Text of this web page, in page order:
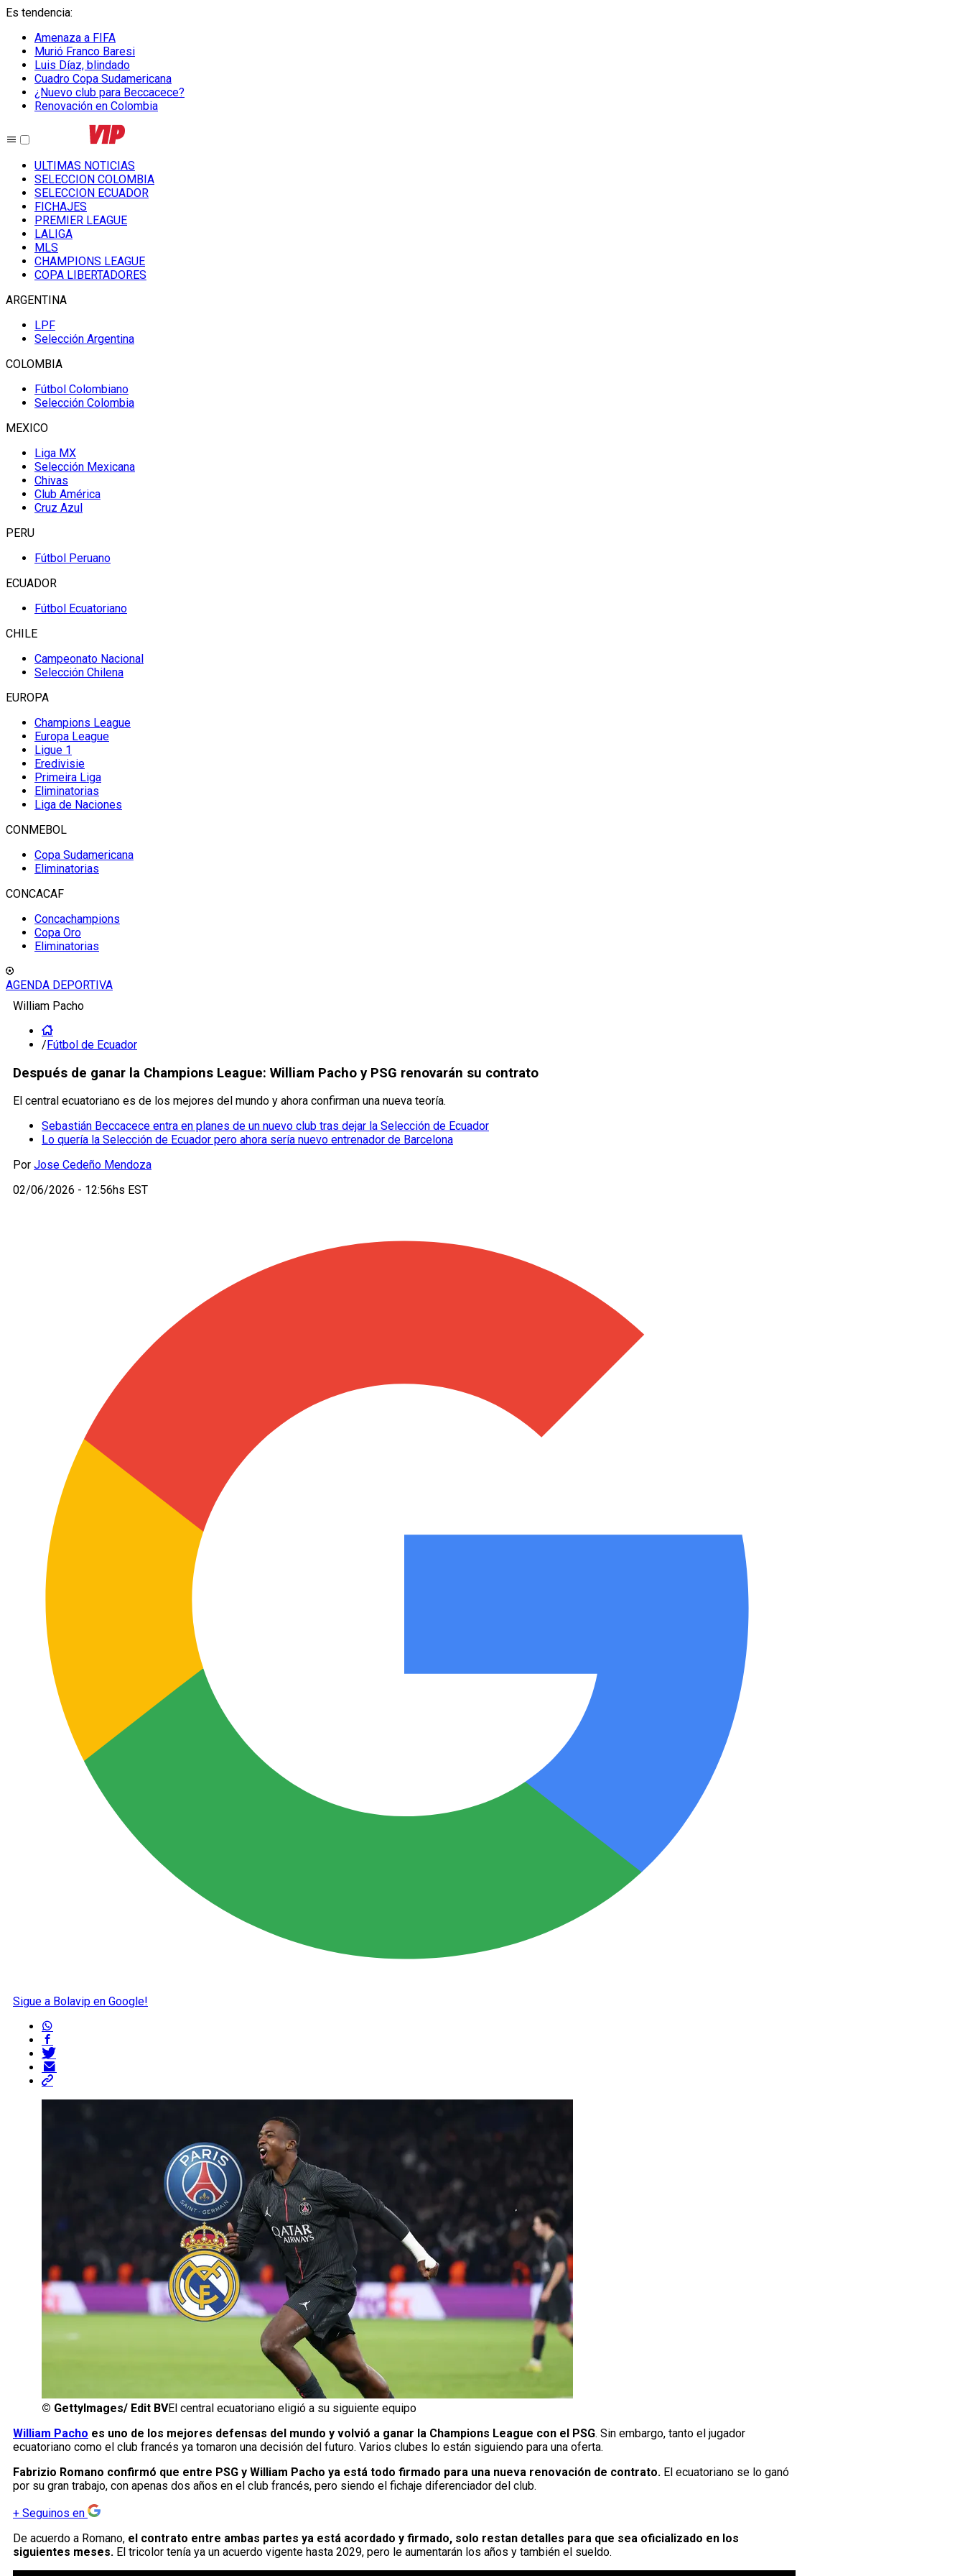
Es tendencia:
Amenaza a FIFA
Murió Franco Baresi
Luis Díaz, blindado
Cuadro Copa Sudamericana
¿Nuevo club para Beccacece?
Renovación en Colombia
ULTIMAS NOTICIAS
SELECCION COLOMBIA
SELECCION ECUADOR
FICHAJES
PREMIER LEAGUE
LALIGA
MLS
CHAMPIONS LEAGUE
COPA LIBERTADORES
ARGENTINA
LPF
Selección Argentina
COLOMBIA
Fútbol Colombiano
Selección Colombia
MEXICO
Liga MX
Selección Mexicana
Chivas
Club América
Cruz Azul
PERU
Fútbol Peruano
ECUADOR
Fútbol Ecuatoriano
CHILE
Campeonato Nacional
Selección Chilena
EUROPA
Champions League
Europa League
Ligue 1
Eredivisie
Primeira Liga
Eliminatorias
Liga de Naciones
CONMEBOL
Copa Sudamericana
Eliminatorias
CONCACAF
Concachampions
Copa Oro
Eliminatorias
AGENDA DEPORTIVA
William Pacho
/Fútbol de Ecuador
Después de ganar la Champions League: William Pacho y PSG renovarán su contrato
El central ecuatoriano es de los mejores del mundo y ahora confirman una nueva teoría.
Sebastián Beccacece entra en planes de un nuevo club tras dejar la Selección de Ecuador
Lo quería la Selección de Ecuador pero ahora sería nuevo entrenador de Barcelona
Por Jose Cedeño Mendoza
02/06/2026 - 12:56hs EST
Sigue a Bolavip en Google!
© GettyImages/ Edit BVEl central ecuatoriano eligió a su siguiente equipo
William Pacho es uno de los mejores defensas del mundo y volvió a ganar la Champions League con el PSG. Sin embargo, tanto el jugador
ecuatoriano como el club francés ya tomaron una decisión del futuro. Varios clubes lo están siguiendo para una oferta.
Fabrizio Romano confirmó que entre PSG y William Pacho ya está todo firmado para una nueva renovación de contrato. El ecuatoriano se lo ganó
por su gran trabajo, con apenas dos años en el club francés, pero siendo el fichaje diferenciador del club.
+ Seguinos en
De acuerdo a Romano, el contrato entre ambas partes ya está acordado y firmado, solo restan detalles para que sea oficializado en los
siguientes meses. El tricolor tenía ya un acuerdo vigente hasta 2029, pero le aumentarán los años y también el sueldo.